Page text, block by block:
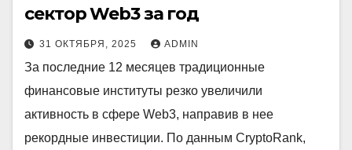
сектор Web3 за год
31 ОКТЯБРЯ, 2025 ADMIN
За последние 12 месяцев традиционные
финансовые институты резко увеличили
активность в сфере Web3, направив в нее
рекордные инвестиции. По данным CryptoRank,